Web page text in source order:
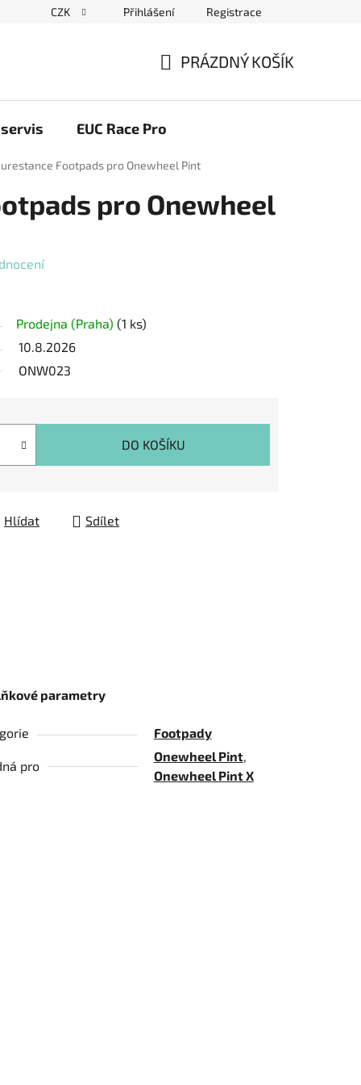
Blog elektrovozítka Obchodní podmínky
CZK Přihlášení Registrace
PRÁZDNÝ KOŠÍK
EUC Race Pro
Footpads pro Onewheel Pint
pro Onewheel
Prodejna (Praha) (1 ks)
10.8.2026
ONW023
DO KOŠÍKU
Hlídat Sdílet
parametry
Footpady
pro
Onewheel Pint,
Onewheel Pint X